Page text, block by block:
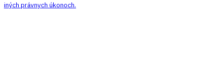
iných právnych úkonoch.